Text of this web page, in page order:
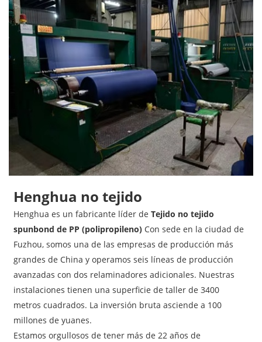
Henghua no tejido
Henghua es un fabricante líder deTejido no tejido
spunbond de PP (polipropileno) Con sede en la ciudad de
Fuzhou, somos una de las empresas de producción más
grandes de China y operamos seis líneas de producción
avanzadas con dos relaminadores adicionales. Nuestras
instalaciones tienen una superficie de taller de 3400
metros cuadrados. La inversión bruta asciende a 100
millones de yuanes.
Estamos orgullosos de tener más de 22 años de